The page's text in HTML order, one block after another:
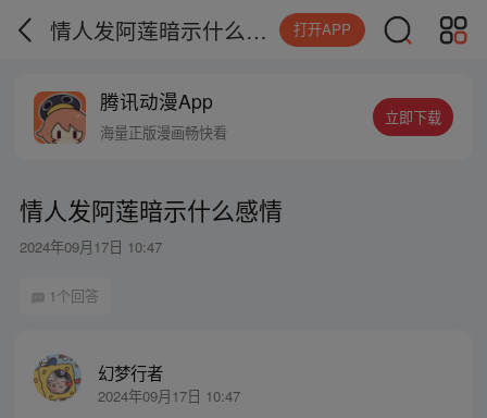
情人发阿莲暗示什么感情 打开APP
腾讯动漫App
海量正版漫画畅快看
立即下载
情人发阿莲暗示什么感情
2024年09月17日 10:47
1个回答
幻梦行者
2024年09月17日 10:47